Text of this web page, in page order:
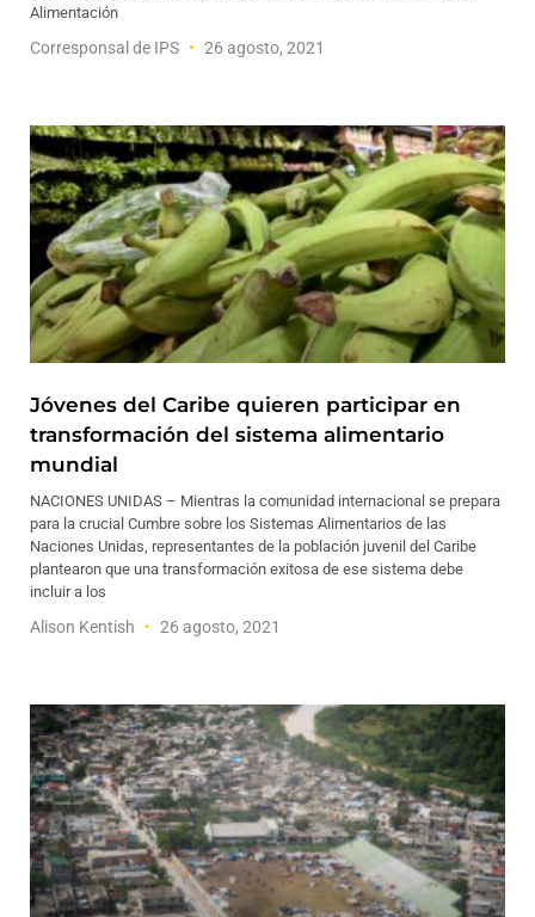
Alimentación
Corresponsal de IPS 26 agosto, 2021
Jóvenes del Caribe quieren participar en
transformación del sistema alimentario
mundial
NACIONES UNIDAS – Mientras la comunidad internacional se prepara
para la crucial Cumbre sobre los Sistemas Alimentarios de las
Naciones Unidas, representantes de la población juvenil del Caribe
plantearon que una transformación exitosa de ese sistema debe
incluir a los
Alison Kentish 26 agosto, 2021